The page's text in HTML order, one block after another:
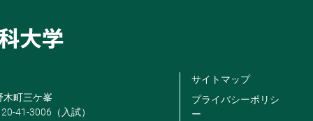
木町三ケ峯
41-3006（入試）
サイトマップ
プライバシーポリシ
ー